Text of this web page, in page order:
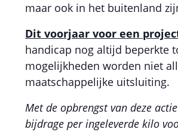
maar ook in het buitenland
Dit voorjaar voor een
handicap nog altijd beperkte
mogelijkheden worden niet
maatschappelijke uitsluiting.
Met de opbrengst van deze
bijdrage per ingeleverde kilo